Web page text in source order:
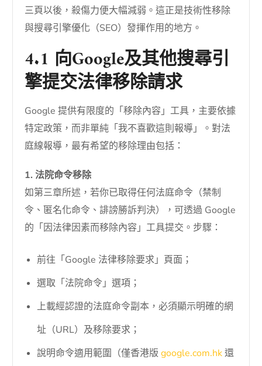
三頁以後，殺傷力便大幅減弱。這正是技術性移除
與搜尋引擎優化（SEO）發揮作用的地方。
4.1 向Google及其他搜尋引
擎提交法律移除請求
Google 提供有限度的「移除內容」工具，主要依據
特定政策，而非單純「我不喜歡這則報導」。對法
庭線報導，最有希望的移除理由包括：
1. 法院命令移除
如第三章所述，若你已取得任何法庭命令（禁制
令、匿名化命令、誹謗勝訴判決），可透過 Google
的「因法律因素而移除內容」工具提交。步驟：
前往「Google 法律移除要求」頁面；
選取「法院命令」選項；
上載經認證的法庭命令副本，必須顯示明確的網
址（URL）及移除要求；
說明命令適用範圍（僅香港版google.com.hk還